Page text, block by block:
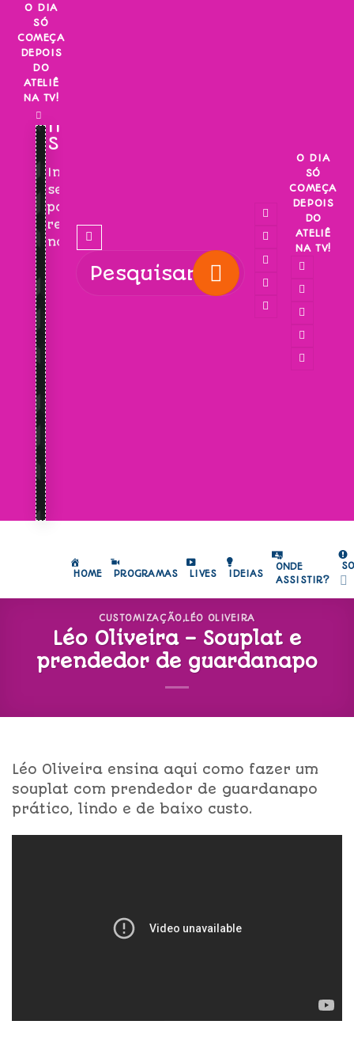
Skip
content
O DIA
SÓ
COMEÇA
DEPOIS
DO
ATELIÊ
NA TV!
INSCREVA-
SE!
Inscreva-
se
para
receber
novidades!
O DIA
SÓ
COMEÇA
DEPOIS
DO
ATELIÊ
NA TV!
HOME PROGRAMAS LIVES IDEIAS
ONDE
ASSISTIR?
CUSTOMIZAÇÃO,LÉO OLIVEIRA
Léo Oliveira – Souplat e
prendedor de guardanapo
Léo Oliveira ensina aqui como fazer um
souplat com prendedor de guardanapo
prático, lindo e de baixo custo.